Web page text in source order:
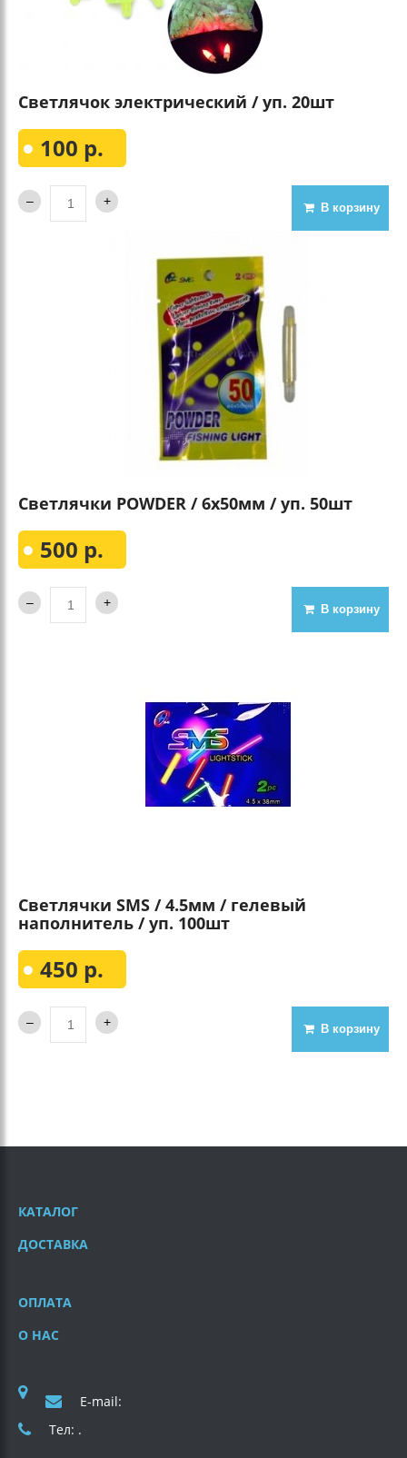
Светлячок электрический / уп. 20шт
100 р.
В корзину
Светлячки POWDER / 6х50мм / уп. 50шт
500 р.
В корзину
Светлячки SMS / 4.5мм / гелевый
наполнитель / уп. 100шт
450 р.
В корзину
КАТАЛОГ
ДОСТАВКА
ОПЛАТА
О НАС
E-mail:
Тел: .